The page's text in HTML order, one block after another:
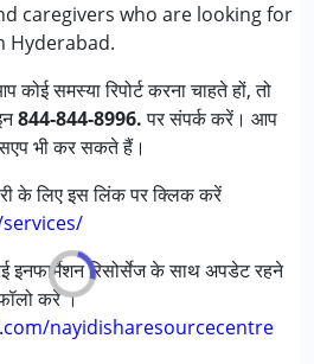
caregivers who are looking for
Hyderabad.
समस्या रिपोर्ट करना चाहते हों, तो
844-844-8996.पर संपर्क करें। आप
भी कर सकते हैं।
के लिए इस लिंक पर क्लिक करें
इनफार्मेशन रिसोर्सेज के साथ अपडेट रहने
करें ।
nayidisharesourcecentre